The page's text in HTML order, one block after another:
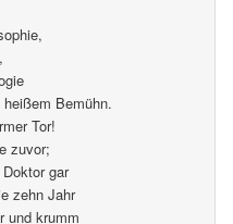
Bemühn.
Tor!
zuvor;
gar
zehn Jahr
und krumm